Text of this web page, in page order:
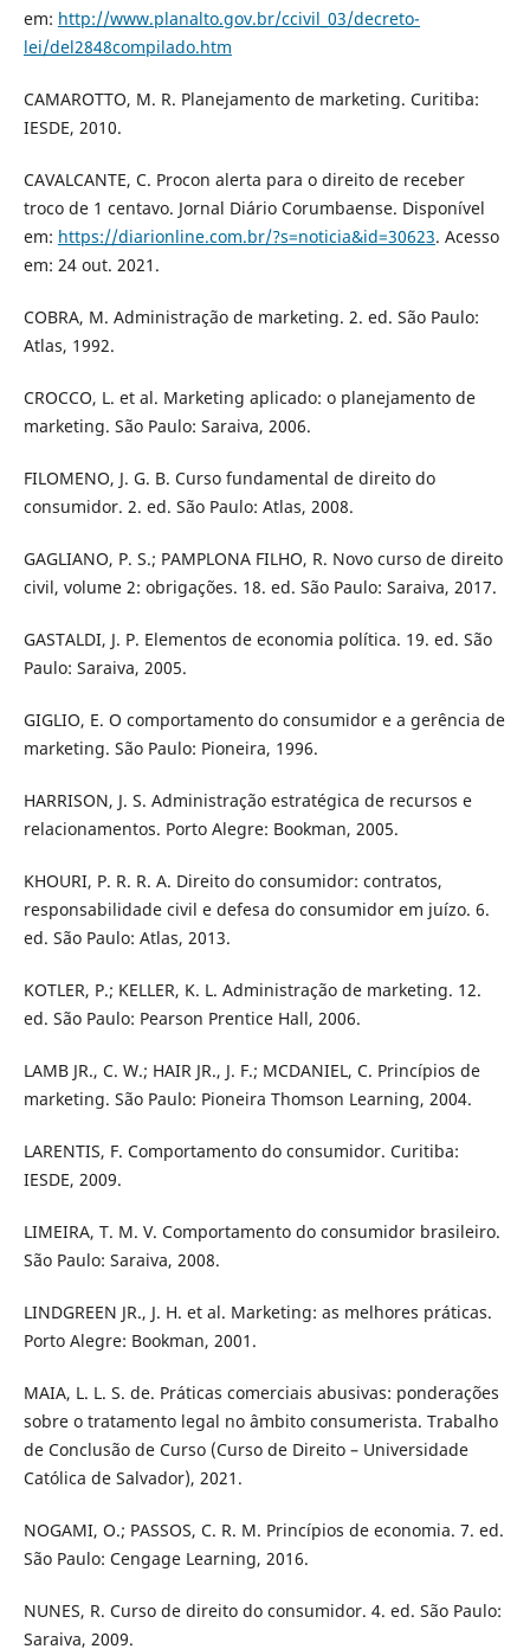
em: http://www.planalto.gov.br/ccivil_03/decreto-
lei/del2848compilado.htm
CAMAROTTO, M. R. Planejamento de marketing. Curitiba:
IESDE, 2010.
CAVALCANTE, C. Procon alerta para o direito de receber
troco de 1 centavo. Jornal Diário Corumbaense. Disponível
em: https://diarionline.com.br/?s=noticia&id=30623. Acesso
em: 24 out. 2021.
COBRA, M. Administração de marketing. 2. ed. São Paulo:
Atlas, 1992.
CROCCO, L. et al. Marketing aplicado: o planejamento de
marketing. São Paulo: Saraiva, 2006.
FILOMENO, J. G. B. Curso fundamental de direito do
consumidor. 2. ed. São Paulo: Atlas, 2008.
GAGLIANO, P. S.; PAMPLONA FILHO, R. Novo curso de direito
civil, volume 2: obrigações. 18. ed. São Paulo: Saraiva, 2017.
GASTALDI, J. P. Elementos de economia política. 19. ed. São
Paulo: Saraiva, 2005.
GIGLIO, E. O comportamento do consumidor e a gerência de
marketing. São Paulo: Pioneira, 1996.
HARRISON, J. S. Administração estratégica de recursos e
relacionamentos. Porto Alegre: Bookman, 2005.
KHOURI, P. R. R. A. Direito do consumidor: contratos,
responsabilidade civil e defesa do consumidor em juízo. 6.
ed. São Paulo: Atlas, 2013.
KOTLER, P.; KELLER, K. L. Administração de marketing. 12.
ed. São Paulo: Pearson Prentice Hall, 2006.
LAMB JR., C. W.; HAIR JR., J. F.; MCDANIEL, C. Princípios de
marketing. São Paulo: Pioneira Thomson Learning, 2004.
LARENTIS, F. Comportamento do consumidor. Curitiba:
IESDE, 2009.
LIMEIRA, T. M. V. Comportamento do consumidor brasileiro.
São Paulo: Saraiva, 2008.
LINDGREEN JR., J. H. et al. Marketing: as melhores práticas.
Porto Alegre: Bookman, 2001.
MAIA, L. L. S. de. Práticas comerciais abusivas: ponderações
sobre o tratamento legal no âmbito consumerista. Trabalho
de Conclusão de Curso (Curso de Direito – Universidade
Católica de Salvador), 2021.
NOGAMI, O.; PASSOS, C. R. M. Princípios de economia. 7. ed.
São Paulo: Cengage Learning, 2016.
NUNES, R. Curso de direito do consumidor. 4. ed. São Paulo:
Saraiva, 2009.